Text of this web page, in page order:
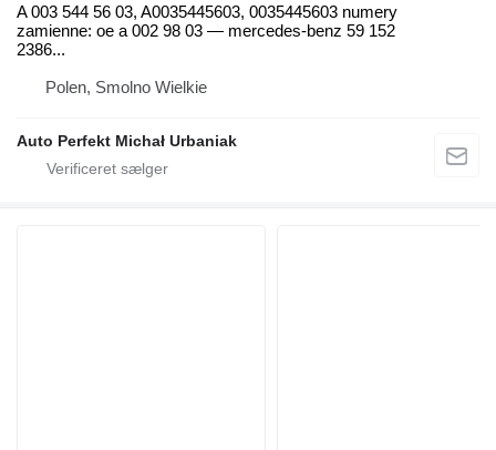
A 003 544 56 03, A0035445603, 0035445603 numery
zamienne: oe a 002 98 03 — mercedes-benz 59 152
2386...
Polen, Smolno Wielkie
Auto Perfekt Michał Urbaniak